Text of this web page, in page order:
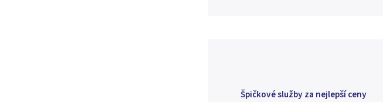
Špičkové služby za nejlepší ceny